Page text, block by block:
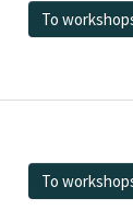
To
To